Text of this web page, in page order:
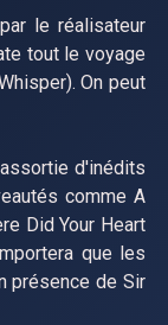
le réalisateur
tout le voyage
On peut
d'inédits
comme A
Did Your Heart
que les
présence de Sir